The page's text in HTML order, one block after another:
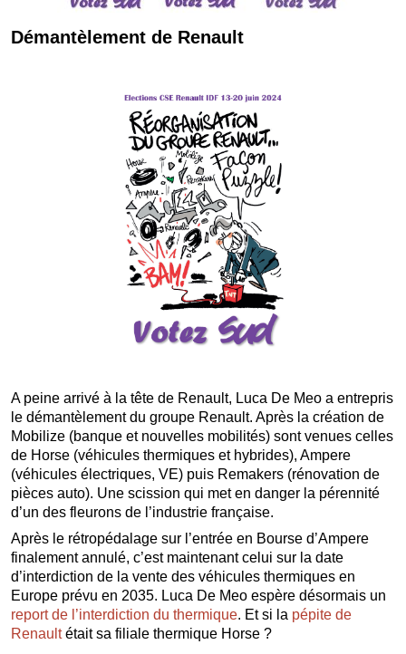
Démantèlement de Renault
A peine arrivé à la tête de Renault, Luca De Meo a entrepris
le démantèlement du groupe Renault. Après la création de
Mobilize (banque et nouvelles mobilités) sont venues celles
de Horse (véhicules thermiques et hybrides), Ampere
(véhicules électriques, VE) puis Remakers (rénovation de
pièces auto). Une scission qui met en danger la pérennité
d’un des fleurons de l’industrie française.
Après le rétropédalage sur l’entrée en Bourse d’Ampere
finalement annulé, c’est maintenant celui sur la date
d’interdiction de la vente des véhicules thermiques en
Europe prévu en 2035. Luca De Meo espère désormais un
report de l’interdiction du thermique. Et si la pépite de
Renaultétait sa filiale thermique Horse ?